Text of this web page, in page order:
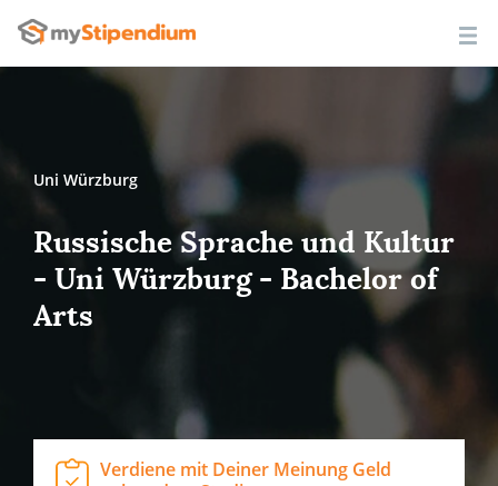
Uni Würzburg
Russische Sprache und Kultur
- Uni Würzburg - Bachelor of
Arts
Verdiene mit Deiner Meinung Geld